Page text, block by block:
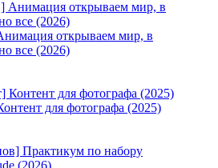
открываем мир, в
все (2026)
для фотографа (2025)